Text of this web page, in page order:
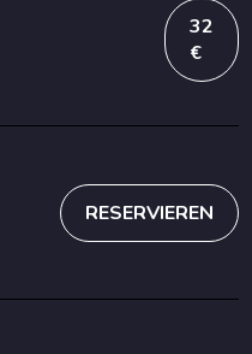
32
€
RESERVIEREN